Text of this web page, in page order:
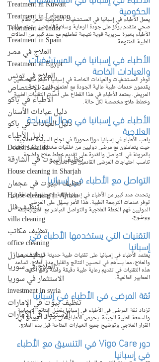
Treatment in Kuwait
Treatment in Lebanon
Treatment in India
Treatment in Spain
العلاج في مصر
Treatment in Egypt
العلاج في تونس
دراسة الإختصاص
الأطباء في باكو
دليل عيادات الأسنان
دليل العيادات في باكو
دليل الأطباء
Doctors Guide
تنظيف البيوت في الشارقة
House cleaning in Sharjah
تنظيف البيوت في عجمان
House cleaning in Ajman
تنظيف فلل
villa cleaning
تنظيف مكاتب
office cleaning
تنظيف منازل
العلاج في سوريا
الاستثمار في سوريا
investment in syria
تنظيف بيوت في الإمارات
الإستثمار في الإمارات
الحكومية
يعمل الأطباء في إسبانيا في المستشفيات الحكومية ضمن نظام
صحي متقدم يركز على جودة الرعاية وسلامة المرضى. يتمتع هؤلاء
الأطباء بخبرة سريرية قوية نتيجة تعاملهم مع عدد كبير من الحالات
الطبية المتنوعة.
الأطباء في إسبانيا في المستشفيات
والعيادات الخاصة
توفر المستشفيات والعيادات الخاصة في إسبانيا أطباء متخصصين
يقدمون خدمات طبية عالية الجودة مع اهتمام خاص براحة
المريض. يعتمد الأطباء في هذا القطاع على أحدث التقنيات الطبية
وخطط علاج مخصصة لكل حالة.
الأطباء في إسبانيا في مجال السياحة
العلاجية
يلعب الأطباء في إسبانيا دورًا محوريًا في نجاح السياحة العلاجية،
حيث يتعاملون مع مرضى دوليين من خلفيات مختلفة. يتميز الأطباء
بالمرونة في التواصل والقدرة على تقديم خطط علاج واضحة
تناسب احتياجات المرضى القادمين من الخارج.
التواصل مع الأطباء في إسبانيا
يتحدث عدد كبير من الأطباء في إسبانيا اللغة الإنجليزية، إضافة إلى
توفر خدمات الترجمة الطبية. هذا الأمر يسهّل على المرضى
الدوليين فهم الخطة العلاجية والتواصل المباشر مع الطبيب بثقة
ووضوح.
التقنيات التي يستخدمها الأطباء في
إسبانيا
يعتمد الأطباء في إسبانيا على تقنيات طبية حديثة في التشخيص
والعلاج، مما يساهم في تحسين النتائج وتقليل مدة العلاج. تساعد
هذه التقنيات في تقديم رعاية طبية دقيقة وآمنة وفق أحدث
المعايير العالمية.
ثقة المرضى في الأطباء في إسبانيا
تزداد ثقة المرضى في الأطباء في إسبانيا بفضل النتائج الإيجابية
والسمعة الطبية الجيدة. يحرص الأطباء على إشراك المريض في
القرار العلاجي وتوضيح جميع الخيارات المتاحة قبل بدء العلاج.
دور Vigo Care في التنسيق مع الأطباء
في إسبانيا